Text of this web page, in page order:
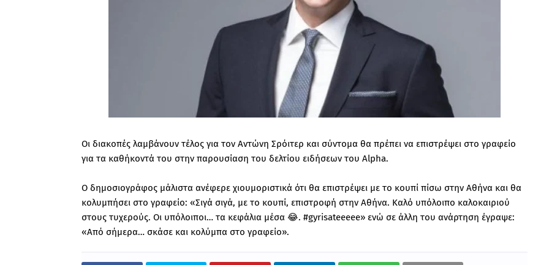
Οι διακοπές λαμβάνουν τέλος για τον Αντώνη Σρόιτερ και σύντομα θα πρέπει να επιστρέψει στο γραφείο
για τα καθήκοντά του στην παρουσίαση του δελτίου ειδήσεων του Alpha.
Ο δημοσιογράφος μάλιστα ανέφερε χιουμοριστικά ότι θα επιστρέψει με το κουπί πίσω στην Αθήνα και θα
κολυμπήσει στο γραφείο: «Σιγά σιγά, με το κουπί, επιστροφή στην Αθήνα. Καλό υπόλοιπο καλοκαιριού
στους τυχερούς. Οι υπόλοιποι… τα κεφάλια μέσα 😂. #gyrisateeeee» ενώ σε άλλη του ανάρτηση έγραψε:
«Από σήμερα… σκάσε και κολύμπα στο γραφείο».